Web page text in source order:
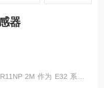
器
2M 作为 E32 系列回